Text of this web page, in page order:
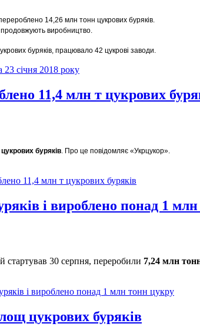
14,26 млн тонн цукрових буряків.
виробництво.
буряків, працювало 42 цукрові заводи.
січня 2018 року
11,4 млн т цукрових
буряків. Про це повідомляє «Укрцукор».
11,4 млн т цукрових буряків
і вироблено понад 1
стартував 30 серпня, переробили 7,24 млн
і вироблено понад 1 млн тонн цукру
цукрових буряків